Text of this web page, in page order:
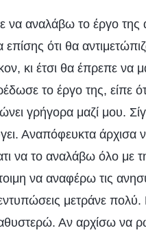
να αναλάβω το έργο της
ότι θα
κι έτσι θα έπρεπε να
το έργο της, είπε
γρήγορα μαζί μου.
Αναπόφευκτα άρχισα
να το αναλάβω όλο με
να αναφέρω τις
μετράνε πολύ.
Αν αρχίσω να